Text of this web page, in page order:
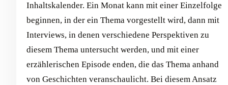
Inhaltskalender. Ein Monat kann mit einer Einzelfolge
beginnen, in der ein Thema vorgestellt wird, dann mit
Interviews, in denen verschiedene Perspektiven zu
diesem Thema untersucht werden, und mit einer
erzählerischen Episode enden, die das Thema anhand
von Geschichten veranschaulicht. Bei diesem Ansatz